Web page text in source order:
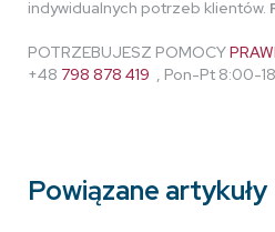
indywidualnych potrzeb klientów.
POTRZEBUJESZ POMOCY
+48 798 878 419 , Pon-Pt 8:00-
Powiązane artykuły